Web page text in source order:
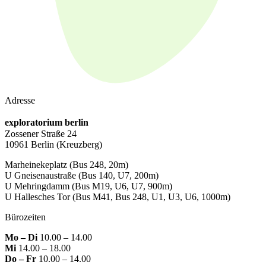
Adresse
exploratorium berlin
Zossener Straße 24
10961 Berlin (Kreuzberg)
Marheinekeplatz (Bus 248, 20m)
U Gneisenaustraße (Bus 140, U7, 200m)
U Mehringdamm (Bus M19, U6, U7, 900m)
U Hallesches Tor(Bus M41, Bus 248, U1, U3, U6, 1000m)
Bürozeiten
Mo – Di 10.00 – 14.00
Mi 14.00 – 18.00
Do – Fr 10.00 – 14.00